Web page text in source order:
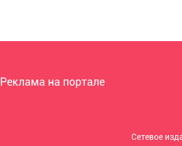
Реклама на портале
Сетевое